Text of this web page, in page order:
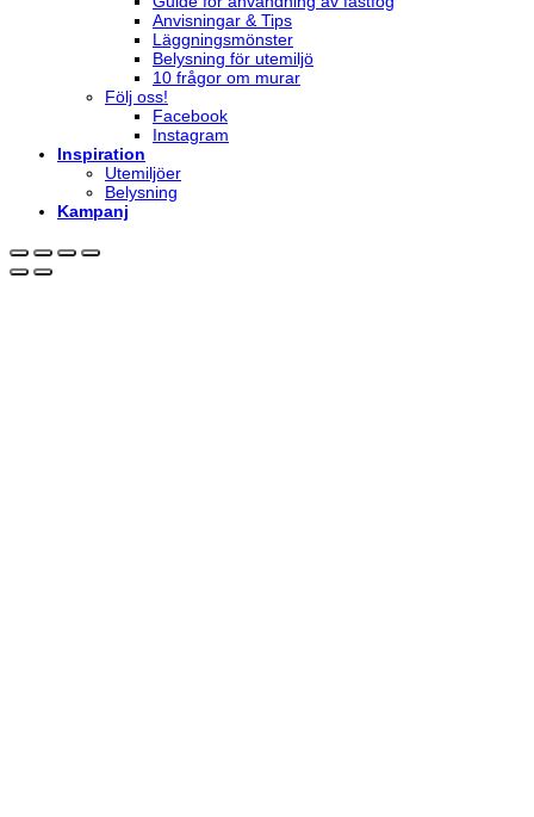
Anvisningar & Tips
Läggningsmönster
Belysning för utemiljö
10 frågor om murar
Följ oss!
Facebook
Instagram
Inspiration
Utemiljöer
Belysning
Kampanj